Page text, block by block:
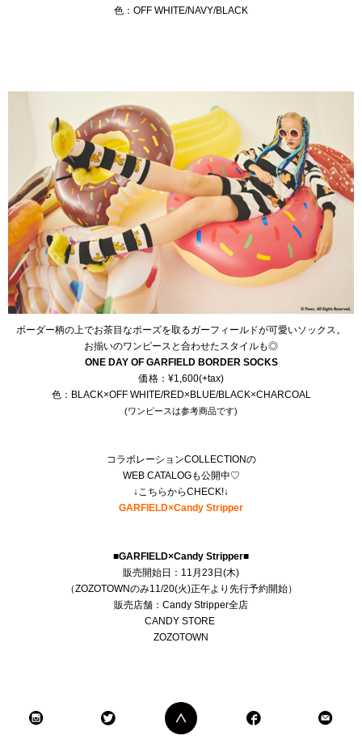
色：OFF WHITE/NAVY/BLACK
ボーダー柄の上でお茶目なポーズを取るガーフィールドが可愛いソックス。
お揃いのワンピースと合わせたスタイルも◎
ONE DAY OF GARFIELD BORDER SOCKS
価格：¥1,600(+tax)
色：BLACK×OFF WHITE/RED×BLUE/BLACK×CHARCOAL
(ワンピースは参考商品です)
コラボレーションCOLLECTIONの
WEB CATALOGも公開中♡
↓こちらからCHECK!↓
GARFIELD×Candy Stripper
■GARFIELD×Candy Stripper■
販売開始日：11月23日(木)
（ZOZOTOWNのみ11/20(火)正午より先行予約開始）
販売店舗：Candy Stripper全店
CANDY STORE
ZOZOTOWN